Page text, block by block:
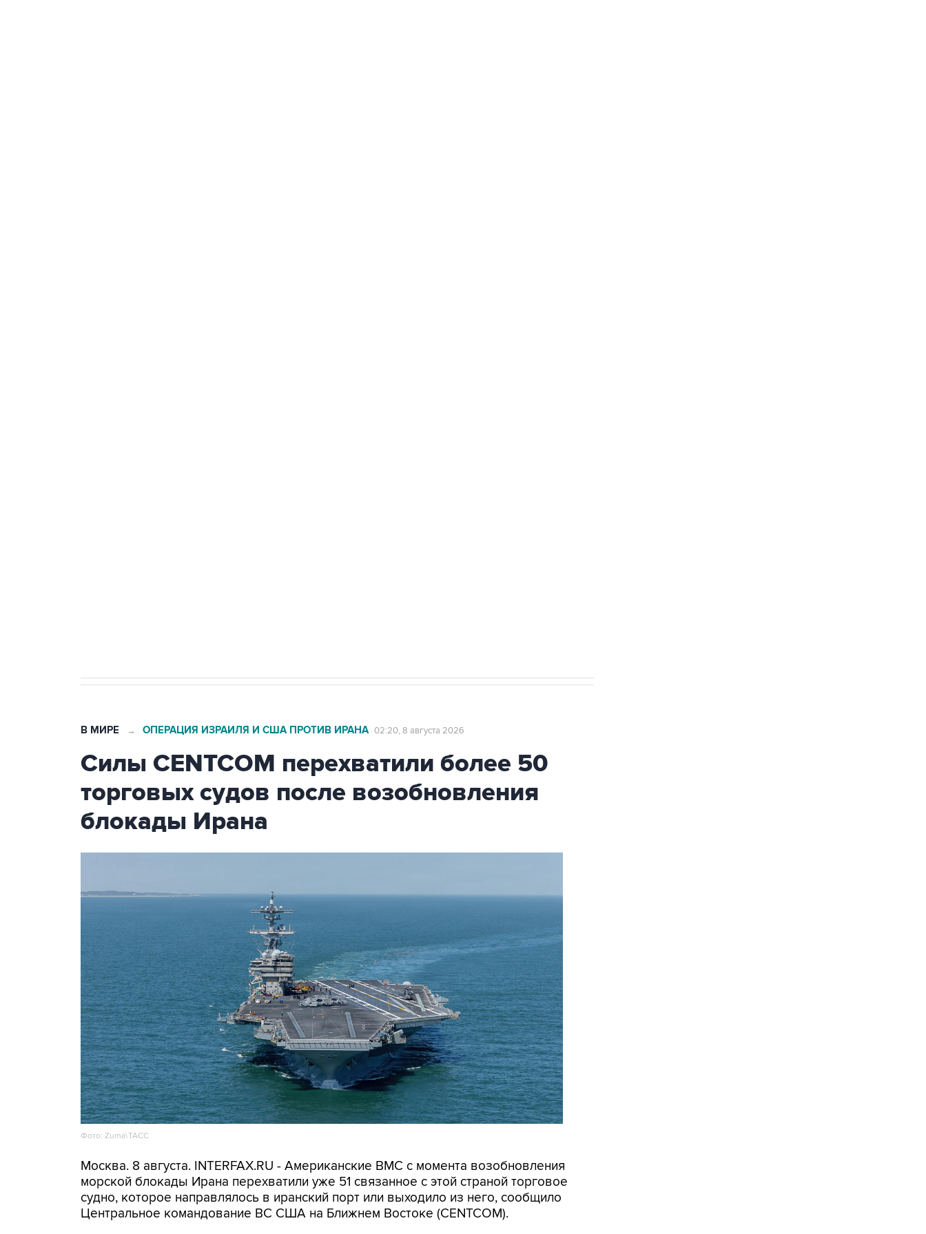
В МИРЕ → ОПЕРАЦИЯ ИЗРАИЛЯ И США ПРОТИВ ИРАНА 02:20, 8 августа 2026
Силы CENTCOM перехватили более 50
торговых судов после возобновления
блокады Ирана
Фото: Zuma\ТАСС
Москва. 8 августа. INTERFAX.RU - Американские ВМС с момента возобновления
морской блокады Ирана перехватили уже 51 связанное с этой страной торговое
судно, которое направлялось в иранский порт или выходило из него, сообщило
Центральное командование ВС США на Ближнем Востоке (CENTCOM).